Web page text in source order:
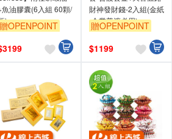
魚油膠囊(6入組 60顆/
)
贈OPENPOINT
3199
財神發財錢-2入組(金紙
-企業普渡必用)
贈OPENPOINT
$1199